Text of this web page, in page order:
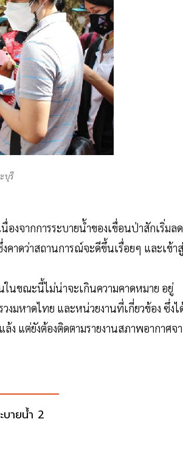
บุรี
งจากการระบายน้ำของเขื่อนป่าสักเริ่มลด
คาดว่าสถานการณ์จะดีขึ้นเรื่อยๆ และเข้าสู่
นขณะนี้ไม่น่าจะเกินความคาดหมาย อยู่
งมหาดไทย และหน่วยงานที่เกี่ยวข้อง ซึ่งไ
แต่ยังต้องติดตามรายงานสภาพอากาศจ
ยน้ำ 2